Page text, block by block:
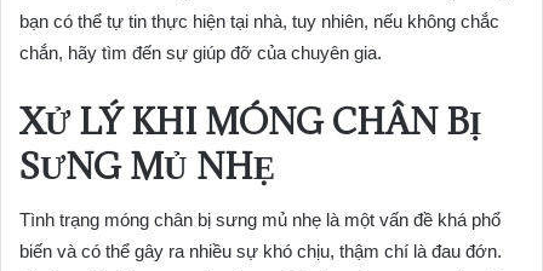
bạn có thể tự tin thực hiện tại nhà, tuy nhiên, nếu không chắc
chắn, hãy tìm đến sự giúp đỡ của chuyên gia.
XỬ LÝ KHI MÓNG CHÂN BỊ
SƯNG MỦ NHẸ
Tình trạng móng chân bị sưng mủ nhẹ là một vấn đề khá phổ
biến và có thể gây ra nhiều sự khó chịu, thậm chí là đau đớn.